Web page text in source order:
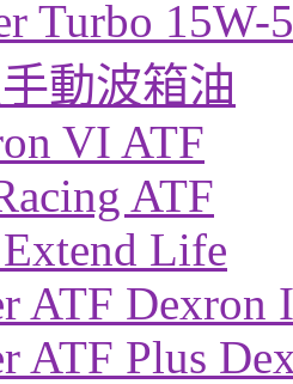
Turbo 15W-
動波箱油
VI ATF
ATF
Life
ATF Dexron
ATF Plus